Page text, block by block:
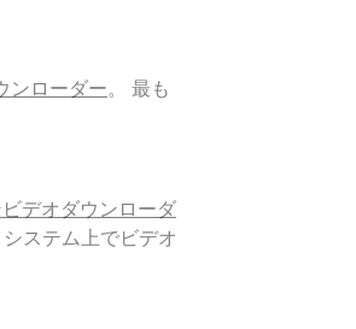
ンローダー。 最も
デオダウンローダ
ステム上でビデオ